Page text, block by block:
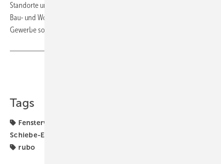
Standorte und rund 1.480 Beschäftigte. Zu den Kunden zählen die
Bau- und Wohnungswirtschaft, der Fachhandel, das produzierende
Gewerbe sowie Haus- und Wohnungseigentümer.
Tags
Fenstervertrieb
Schiebe-Elemente
rubo